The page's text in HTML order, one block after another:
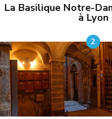
La Basilique Notre-
à Lyon
2